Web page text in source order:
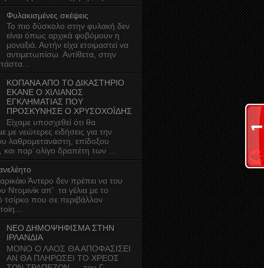
Φυλακισμένες σκέψεις
Το πιο δύσκολο στην φυλακή δεν
είναι όπως αρχικά φοβόμουν η
μοναξιά. Αυτήν είχα ετοιμαστεί να
αντιμετωπίσω. Αντίθετα, στην
ΚΟΠΑΝΑ ΑΠΟ ΤΟ ΔΙΚΑΣΤΗΡΙΟ
ΕΚΑΝΕ Ο ΧΙΛΙΑΝΟΣ
ΕΓΚΛΗΜΑΤΙΑΣ ΠΟΥ
ΠΡΟΣΚΥΝΗΣΕ Ο ΧΡΥΣΟΧΟΪΔΗΣ
Είχαμε υποσχεθεί ότι θα
με νεώτερες ειδήσεις για την
λαθρομετανάστη, επίδοξου
παρ’ ολίγο δραπέτη των ...
Άντερο δεν πρέπει να του
Ντομινίκ απ’ τα γέλια με το
τσίρκο που σε περιβάλλον
ΝΕΟ ΔΗΜΟΨΗΦΙΣΜΑ ΣΤΗΝ
ΙΡΛΑΝΔΙΑ
ΜΟΝΟ Ο ΛΑΟΣ ΘΑ ΑΠΟΦΑΣΙΣΕΙ
ΑΝ ΘΑ ΠΛΗΡΩΣΕΙ ΤΟ ΧΡΕΟΣ